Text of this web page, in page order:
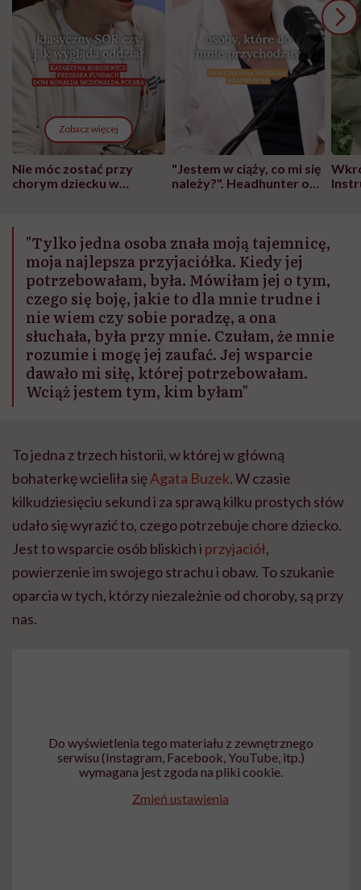
Zobacz więcej
Nie móc zostać przy
chorym dziecku w
może chyba tylko
głupota i brak
wyobraźni"
"Jestem w ciąży, co mi się
należy?". Headhunter o
"Tylko jedna osoba znała moją tajemnicę,
moja najlepsza przyjaciółka. Kiedy jej
potrzebowałam, była. Mówiłam jej o tym,
czego się boję, jakie to dla mnie trudne i
nie wiem czy sobie poradzę, a ona
słuchała, była przy mnie. Czułam, że mnie
rozumie i mogę jej zaufać. Jej wsparcie
dawało mi siłę, której potrzebowałam.
Wciąż jestem tym, kim byłam"
To jedna z trzech historii, w której w główną
bohaterkę wcieliła sięAgata Buzek. W czasie
kilkudziesięciu sekund i za sprawą kilku prostych słów
udało się wyrazić to, czego potrzebuje chore dziecko.
Jest to wsparcie osób bliskich i przyjaciół,
powierzenie im swojego strachu i obaw. To szukanie
oparcia w tych, którzy niezależnie od choroby, są przy
nas.
Do wyświetlenia tego materiału z zewnętrznego
serwisu (Instagram, Facebook, YouTube, itp.)
wymagana jest zgoda na pliki cookie.
Zmień ustawienia